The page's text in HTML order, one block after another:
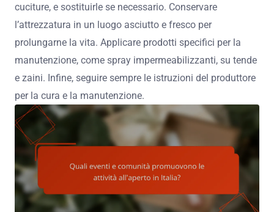
cuciture, e sostituirle se necessario. Conservare
l’attrezzatura in un luogo asciutto e fresco per
prolungarne la vita. Applicare prodotti specifici per la
manutenzione, come spray impermeabilizzanti, su tende
e zaini. Infine, seguire sempre le istruzioni del produttore
per la cura e la manutenzione.